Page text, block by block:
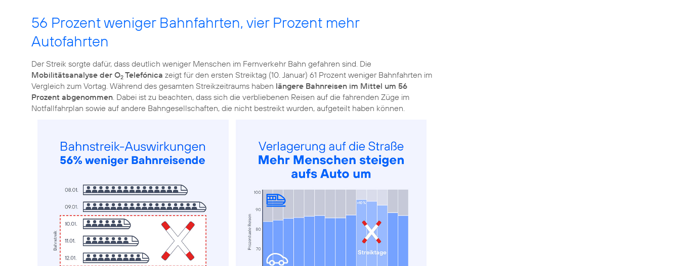
56 Prozent weniger Bahnfahrten, vier Prozent mehr
Autofahrten
Der Streik sorgte dafür, dass deutlich weniger Menschen im Fernverkehr Bahn gefahren sind. Die
Mobilitätsanalyse der O2 Telefónica zeigt für den ersten Streiktag (10. Januar) 61 Prozent weniger Bahnfahrten im
Vergleich zum Vortag. Während des gesamten Streikzeitraums haben längere Bahnreisen im Mittel um 56
Prozent abgenommen. Dabei ist zu beachten, dass sich die verbliebenen Reisen auf die fahrenden Züge im
Notfallfahrplan sowie auf andere Bahngesellschaften, die nicht bestreikt wurden, aufgeteilt haben können.